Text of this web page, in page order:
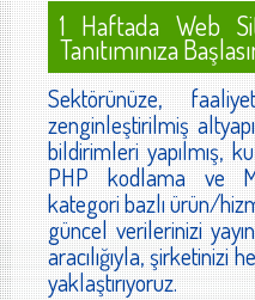
1 Haftada Web
Tanıtımınıza
Sektörünüze,
zenginleştirilmiş
bildirimleri yapılmış,
PHP kodlama ve
kategori bazlı ürün/
güncel verilerinizi
aracılığıyla, şirketinizi
yaklaştırıyoruz.